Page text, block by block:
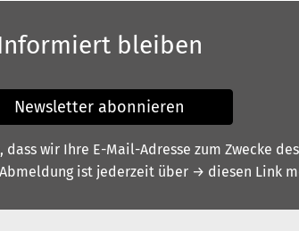
bleiben
Newsletter abonnieren
wir Ihre E-Mail-Adresse zum Zwecke
ist jederzeit über → diesen Link